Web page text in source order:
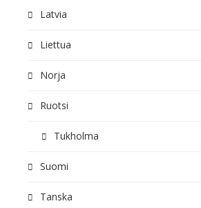
Latvia
Liettua
Norja
Ruotsi
Tukholma
Suomi
Tanska